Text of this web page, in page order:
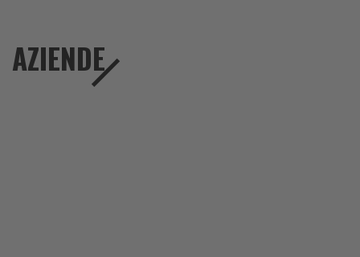
AZIENDE